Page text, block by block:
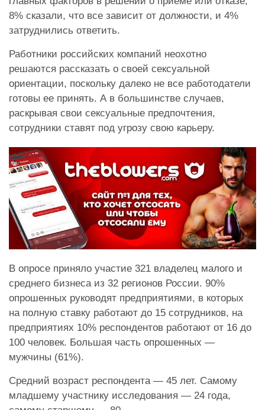
8% сказали, что все зависит от должности, и 4%
затруднились ответить.
Работники российских компаний неохотно
решаются рассказать о своей сексуальной
ориентации, поскольку далеко не все работодатели
готовы ее принять. А в большинстве случаев,
раскрывая свои сексуальные предпочтения,
сотрудники ставят под угрозу свою карьеру.
В опросе приняло участие 321 владелец малого и
среднего бизнеса из 32 регионов России. 90%
опрошенных руководят предприятиями, в которых
на полную ставку работают до 15 сотрудников, на
предприятиях 10% респондентов работают от 16 до
100 человек. Большая часть опрошенных —
мужчины (61%).
Средний возраст респондента — 45 лет. Самому
младшему участнику исследования — 24 года,